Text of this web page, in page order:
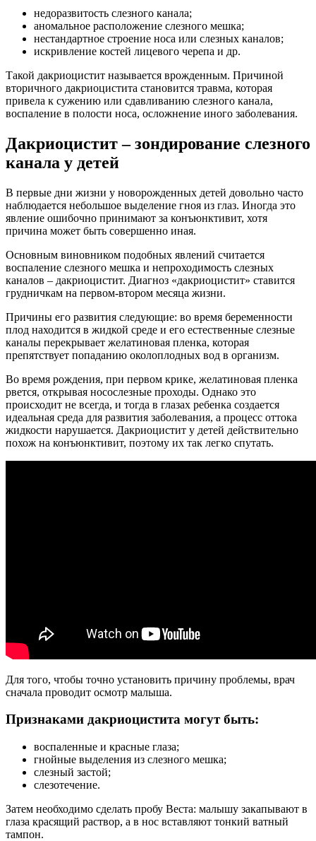
недоразвитость слезного канала;
аномальное расположение слезного мешка;
нестандартное строение носа или слезных каналов;
искривление костей лицевого черепа и др.
Такой дакриоцистит называется врожденным. Причиной
вторичного дакриоцистита становится травма, которая
привела к сужению или сдавливанию слезного канала,
воспаление в полости носа, осложнение иного заболевания.
Дакриоцистит – зондирование слезного
канала у детей
В первые дни жизни у новорожденных детей довольно часто
наблюдается небольшое выделение гноя из глаз. Иногда это
явление ошибочно принимают за конъюнктивит, хотя
причина может быть совершенно иная.
Основным виновником подобных явлений считается
воспаление слезного мешка и непроходимость слезных
каналов – дакриоцистит. Диагноз «дакриоцистит» ставится
грудничкам на первом-втором месяца жизни.
Причины его развития следующие: во время беременности
плод находится в жидкой среде и его естественные слезные
каналы перекрывает желатиновая пленка, которая
препятствует попаданию околоплодных вод в организм.
Во время рождения, при первом крике, желатиновая пленка
рвется, открывая носослезные проходы. Однако это
происходит не всегда, и тогда в глазах ребенка создается
идеальная среда для развития заболевания, а процесс оттока
жидкости нарушается. Дакриоцистит у детей действительно
похож на конъюнктивит, поэтому их так легко спутать.
Для того, чтобы точно установить причину проблемы, врач
сначала проводит осмотр малыша.
Признаками дакриоцистита могут быть:
воспаленные и красные глаза;
гнойные выделения из слезного мешка;
слезный застой;
слезотечение.
Затем необходимо сделать пробу Веста: малышу закапывают в
глаза красящий раствор, а в нос вставляют тонкий ватный
тампон.